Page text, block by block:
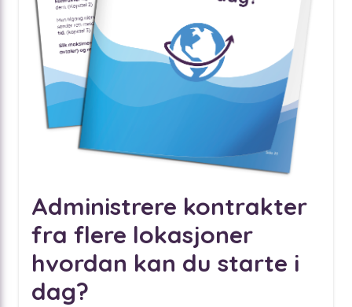
Administrere kontrakter
fra flere lokasjoner
hvordan kan du starte i
dag?